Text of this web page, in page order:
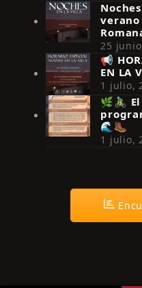
25
📢
EN LA
1 julio,
🌿🚴‍♂️
🌊🥾
1 julio,